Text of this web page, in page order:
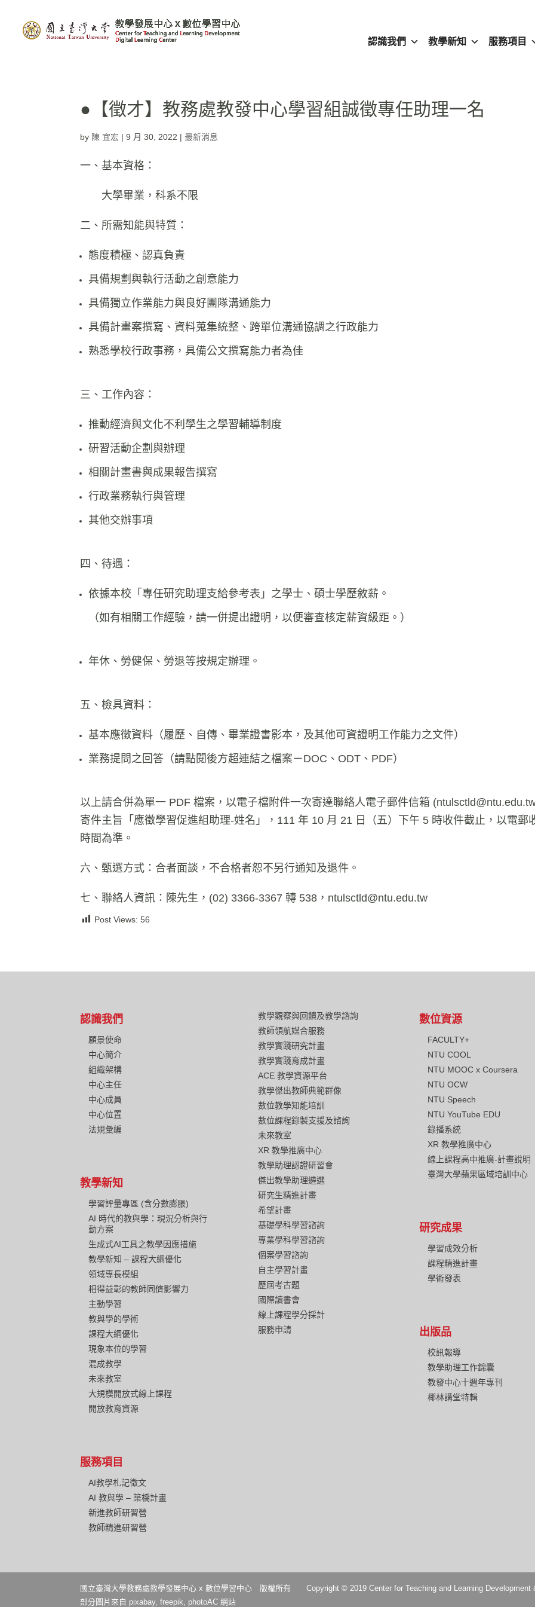
認識我們 教學新知 服務項目
●【徵才】教務處教發中心學習組誠徵專任助理一名
by 陳 宜宏 |9 月 30, 2022 |最新消息
一、基本資格：
大學畢業，科系不限
二、所需知能與特質：
態度積極、認真負責
具備規劃與執行活動之創意能力
具備獨立作業能力與良好團隊溝通能力
具備計畫案撰寫、資料蒐集統整、跨單位溝通協調之行政能力
熟悉學校行政事務，具備公文撰寫能力者為佳
三、工作內容：
推動經濟與文化不利學生之學習輔導制度
研習活動企劃與辦理
相關計畫書與成果報告撰寫
行政業務執行與管理
其他交辦事項
四、待遇：
依據本校「專任研究助理支給參考表」之學士、碩士學歷敘薪。
（如有相關工作經驗，請一併提出證明，以便審查核定薪資級距。）
年休、勞健保、勞退等按規定辦理。
五、檢具資料：
基本應徵資料（履歷、自傳、畢業證書影本，及其他可資證明工作能力之文件）
業務提問之回答（請點閱後方超連結之檔案－DOC 、 ODT 、 PDF）
以上請合併為單一 PDF 檔案，以電子檔附件一次寄達聯絡人電子郵件信箱 (
寄件主旨「應徵學習促進組助理-姓名」，111 年 10 月 21 日（五）下午 5 時收件截止，以電郵
時間為準。
六、甄選方式：合者面談，不合格者恕不另行通知及退件。
七、聯絡人資訊：陳先生，(02) 3366-3367 轉 538， ntulsctld@ntu.edu.tw
Post Views: 56
認識我們
願景使命
中心簡介
組織架構
中心主任
中心成員
中心位置
法規彙編
教學新知
學習評量專區 (含分數膨脹)
AI 時代的教與學：現況分析與行
動方案
生成式AI工具之教學因應措施
教學新知 – 課程大綱優化
領域專長模組
相得益彰的教師同儕影響力
主動學習
教與學的學術
課程大綱優化
現象本位的學習
混成教學
未來教室
大規模開放式線上課程
開放教育資源
服務項目
AI教學札記徵文
AI 教與學 – 築橋計畫
新進教師研習營
教師精進研習營
教學觀察與回饋及教學諮詢
教師領航媒合服務
教學實踐研究計畫
教學實踐育成計畫
ACE 教學資源平台
教學傑出教師典範群像
數位教學知能培訓
數位課程錄製支援及諮詢
未來教室
XR 教學推廣中心
教學助理認證研習會
傑出教學助理遴選
研究生精進計畫
希望計畫
基礎學科學習諮詢
專業學科學習諮詢
個案學習諮詢
自主學習計畫
歷屆考古題
國際讀書會
線上課程學分採計
服務申請
數位資源
FACULTY+
NTU COOL
NTU MOOC x Coursera
NTU OCW
NTU Speech
NTU YouTube EDU
錄播系統
XR 教學推廣中心
線上課程高中推廣-計畫說明
臺灣大學蘋果區域培訓中心
研究成果
學習成效分析
課程精進計畫
學術發表
出版品
校訊報導
教學助理工作錦囊
教發中心十週年專刊
椰林講堂特輯
國立臺灣大學教務處教學發展中心 x 數位學習中心 版權所有 Copyright © 2019 Center for Teaching and Learning Development
部分圖片來自 pixabay, freepik, photoAC 網站